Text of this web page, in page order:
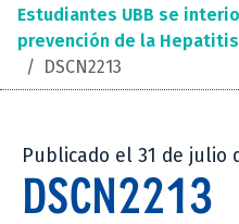
Estudiantes UBB se
prevención de la
/ DSCN2213
Publicado el 31 de julio
DSCN2213